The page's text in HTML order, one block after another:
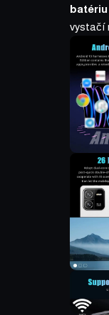
batériu
vystačí